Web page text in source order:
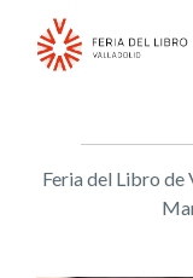
Feria del Libro de